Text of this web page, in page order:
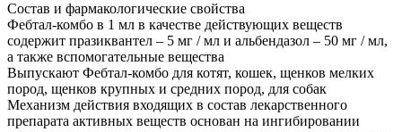
Состав и фармакологические свойства
Фебтал-комбо в 1 мл в качестве действующих веществ
содержит празиквантел – 5 мг / мл и альбендазол – 50 мг / мл,
а также вспомогательные вещества
Выпускают Фебтал-комбо для котят, кошек, щенков мелких
пород, щенков крупных и средних пород, для собак
Механизм действия входящих в состав лекарственного
препарата активных веществ основан на ингибировании